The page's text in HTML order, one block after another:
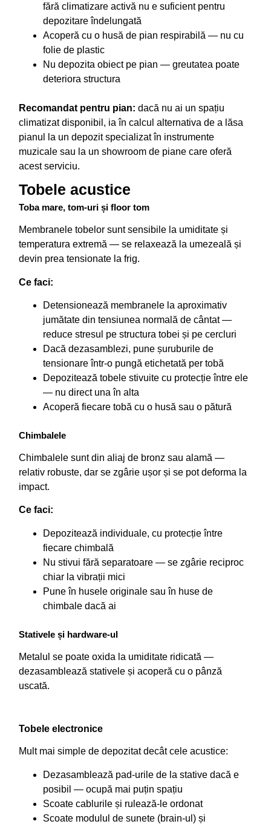
fără climatizare activă nu e suficient pentru
depozitare îndelungată
Acoperă cu o husă de pian respirabilă — nu cu
folie de plastic
Nu depozita obiect pe pian — greutatea poate
deteriora structura
Recomandat pentru pian: dacă nu ai un spațiu
climatizat disponibil, ia în calcul alternativa de a lăsa
pianul la un depozit specializat în instrumente
muzicale sau la un showroom de piane care oferă
acest serviciu.
Tobele acustice
Toba mare, tom-uri și floor tom
Membranele tobelor sunt sensibile la umiditate și
temperatura extremă — se relaxează la umezeală și
devin prea tensionate la frig.
Ce faci:
Detensionează membranele la aproximativ
jumătate din tensiunea normală de cântat —
reduce stresul pe structura tobei și pe cercluri
Dacă dezasamblezi, pune șuruburile de
tensionare într-o pungă etichetată per tobă
Depozitează tobele stivuite cu protecție între ele
— nu direct una în alta
Acoperă fiecare tobă cu o husă sau o pătură
Chimbalele
Chimbalele sunt din aliaj de bronz sau alamă —
relativ robuste, dar se zgârie ușor și se pot deforma la
impact.
Ce faci:
Depozitează individuale, cu protecție între
fiecare chimbală
Nu stivui fără separatoare — se zgârie reciproc
chiar la vibrații mici
Pune în husele originale sau în huse de
chimbale dacă ai
Stativele și hardware-ul
Metalul se poate oxida la umiditate ridicată —
dezasamblează stativele și acoperă cu o pânză
uscată.
Tobele electronice
Mult mai simple de depozitat decât cele acustice:
Dezasamblează pad-urile de la stative dacă e
posibil — ocupă mai puțin spațiu
Scoate cablurile și rulează-le ordonat
Scoate modulul de sunete (brain-ul) și